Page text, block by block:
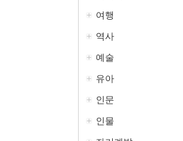
여행
역사
예술
유아
인문
인물